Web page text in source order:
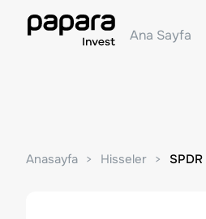
Ana Sayfa
Anasayfa Hisseler